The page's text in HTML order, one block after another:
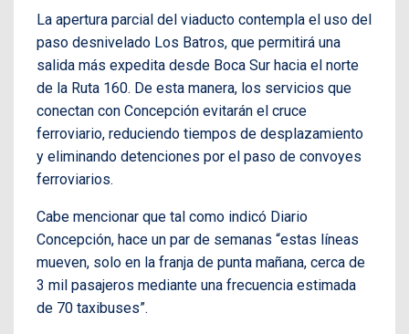
La apertura parcial del viaducto contempla el uso del
paso desnivelado Los Batros, que permitirá una
salida más expedita desde Boca Sur hacia el norte
de la Ruta 160. De esta manera, los servicios que
conectan con Concepción evitarán el cruce
ferroviario, reduciendo tiempos de desplazamiento
y eliminando detenciones por el paso de convoyes
ferroviarios.
Cabe mencionar que tal como indicó Diario
Concepción, hace un par de semanas “estas líneas
mueven, solo en la franja de punta mañana, cerca de
3 mil pasajeros mediante una frecuencia estimada
de 70 taxibuses”.